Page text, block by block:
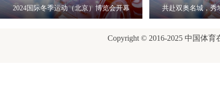
2024国际冬季运动（北京）博览会开幕
共赴双奥名城，秀
Copyright © 2016-2025 中国体